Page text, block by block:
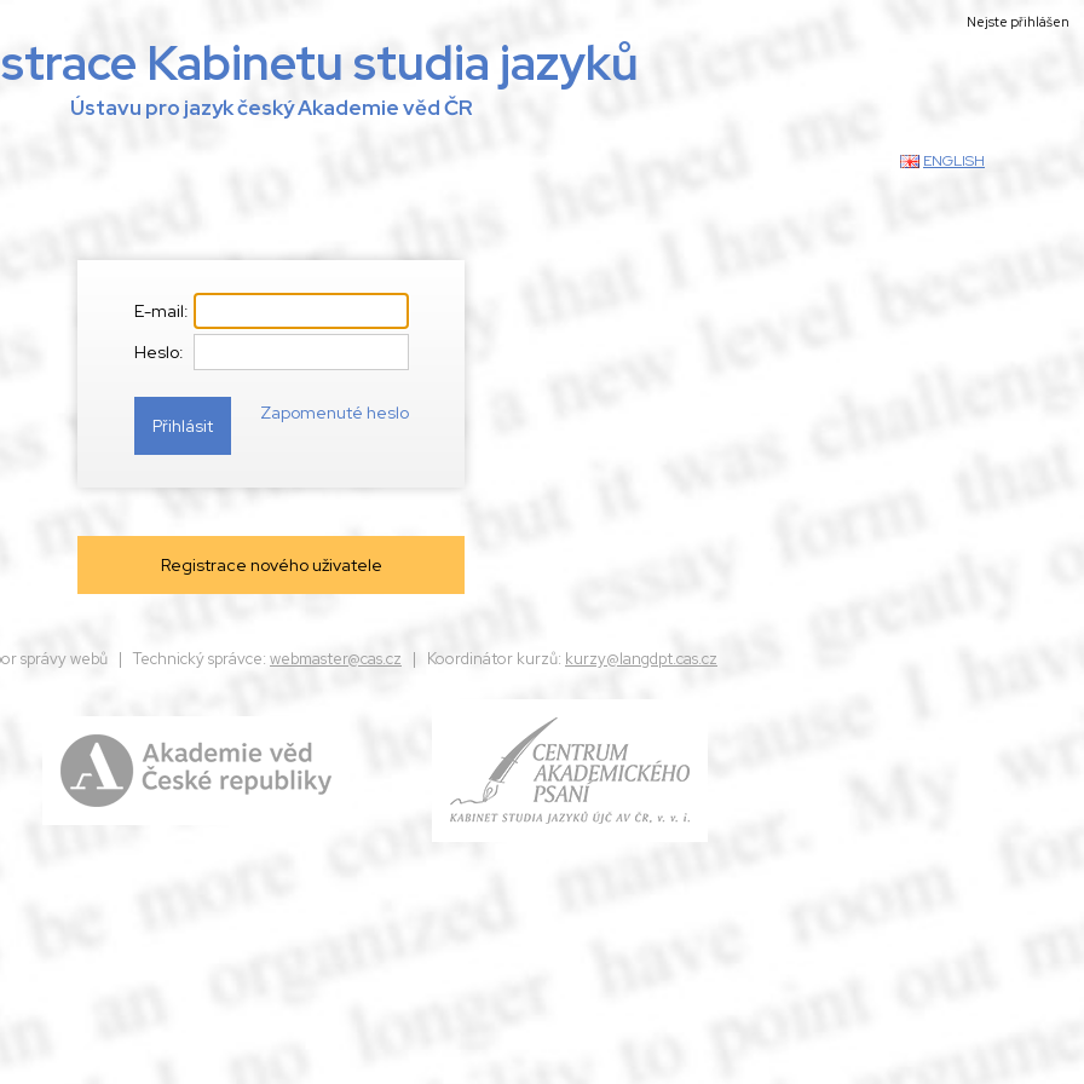
Kabinetu studia jazyků
Ústavu pro jazyk český Akademie věd ČR
Nejste přihlášen
ENGLISH
E-mail:
Heslo:
Zapomenuté heslo
správy webů | Technický správce: webmaster@cas.cz | Koordinátor kurzů: kurzy@langdpt.cas.cz